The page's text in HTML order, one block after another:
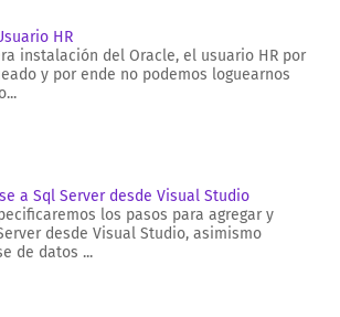
HR
instalación del Oracle, el usuario HR por
y por ende no podemos loguearnos
a Sql Server desde Visual Studio
los pasos para agregar y
desde Visual Studio, asimismo
de datos ...